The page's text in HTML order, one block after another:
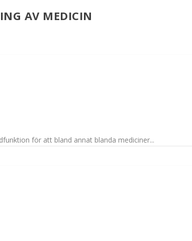
AV MEDICIN
för att bland annat blanda mediciner...